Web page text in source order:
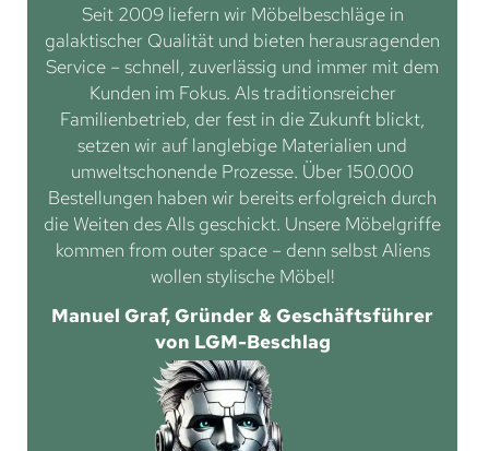
Seit 2009 liefern wir Möbelbeschläge in
galaktischer Qualität und bieten herausragenden
Service – schnell, zuverlässig und immer mit dem
Kunden im Fokus. Als traditionsreicher
Familienbetrieb, der fest in die Zukunft blickt,
setzen wir auf langlebige Materialien und
umweltschonende Prozesse. Über 150.000
Bestellungen haben wir bereits erfolgreich durch
die Weiten des Alls geschickt. Unsere Möbelgriffe
kommen from outer space – denn selbst Aliens
wollen stylische Möbel!
Manuel Graf, Gründer & Geschäftsführer
von LGM-Beschlag